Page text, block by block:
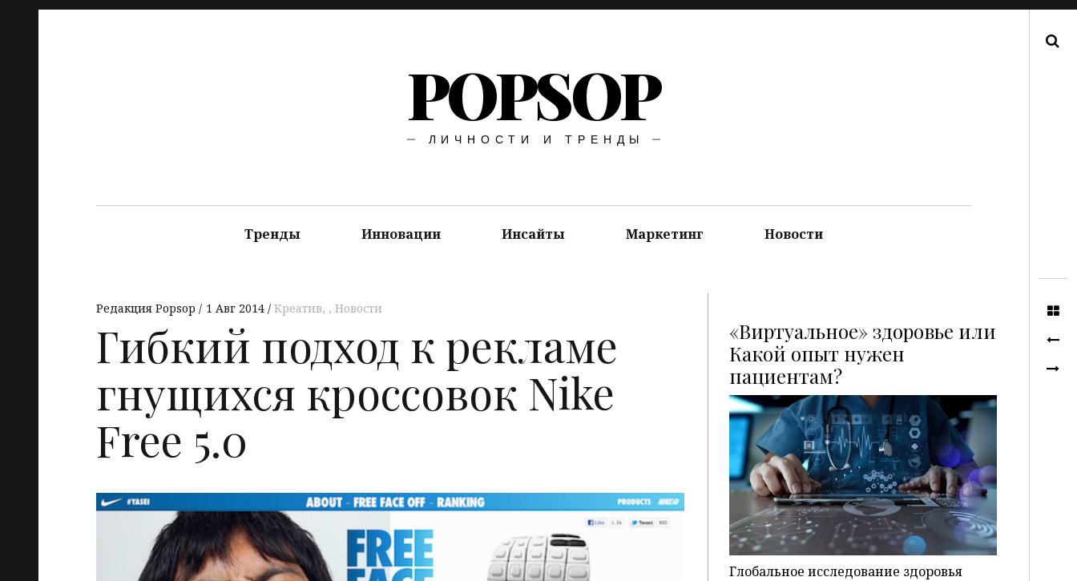
POPSOP
ЛИЧНОСТИ И ТРЕНДЫ
Тренды Инновации Инсайты Маркетинг Новости
Редакция Popsop 1 Авг 2014 Креатив, Новости
Гибкий подход к рекламе
гнущихся кроссовок Nike
Free 5.0
«Виртуальное» здоровье или
Какой опыт нужен
пациентам?P
Глобальное исследование здоровья